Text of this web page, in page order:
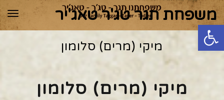
פתח סרגל נגישות
משפחת תגר טג'ר טאג'יר
מיקי (מרים) סלומון
מיקי (מרים) סלומון